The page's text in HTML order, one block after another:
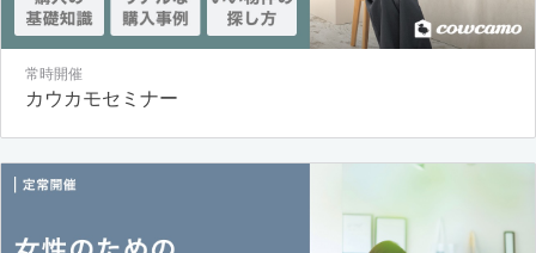
常時開催
カウカモセミナー